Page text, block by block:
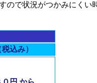
ので状況がつかみにくい
込み）